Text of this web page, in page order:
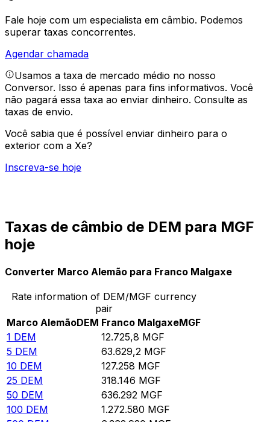
Fale hoje com um especialista em câmbio. Podemos
superar taxas concorrentes.
Agendar chamada
Usamos a taxa de mercado médio no nosso
Conversor. Isso é apenas para fins informativos. Você
não pagará essa taxa ao enviar dinheiro. Consulte as
taxas de envio.
Você sabia que é possível enviar dinheiro para o
exterior com a Xe?
Inscreva-se hoje
Taxas de câmbio de DEM para MGF
hoje
Converter Marco Alemão para Franco Malgaxe
Rate information of DEM/MGF currency
pair
Marco AlemãoDEM Franco MalgaxeMGF
1 DEM 12.725,8 MGF
5 DEM 63.629,2 MGF
10 DEM 127.258 MGF
25 DEM 318.146 MGF
50 DEM 636.292 MGF
100 DEM 1.272.580 MGF